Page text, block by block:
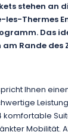
stehen an
les-Thermes
Das
Rande des
Ihnen
komfortable
Mobilität.